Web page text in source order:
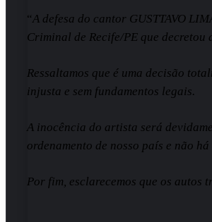
“A defesa do cantor GUSTTAVO
Criminal de Recife/PE que decretou
Ressaltamos que é uma decisão
injusta e sem fundamentos legais.
A inocência do artista será
ordenamento de nosso país e não
Por fim, esclarecemos que os